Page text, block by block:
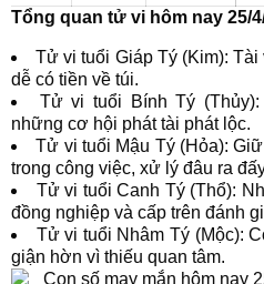
Tổng quan tử vi hôm nay 25/
Tử vi tuổi Giáp Tý (Kim):
dễ có tiền về túi.
Tử vi tuổi Bính Tý
những cơ hội phát tài phát lộc.
Tử vi tuổi Mậu Tý (Hỏa):
trong công việc, xử lý đâu ra
Tử vi tuổi Canh Tý (Thổ):
đồng nghiệp và cấp trên đánh
Tử vi tuổi Nhâm Tý (Mộc):
giận hờn vì thiếu quan tâm.